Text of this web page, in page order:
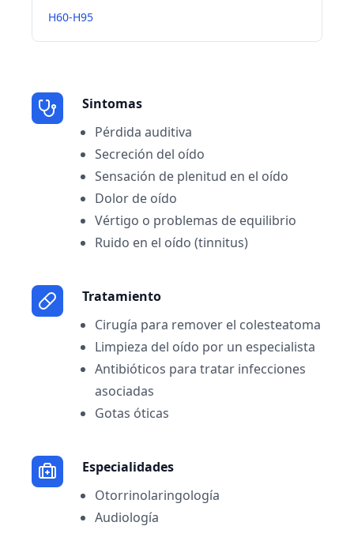
H60-H95
Sintomas
Pérdida auditiva
Secreción del oído
Sensación de plenitud en el oído
Dolor de oído
Vértigo o problemas de equilibrio
Ruido en el oído (tinnitus)
Tratamiento
Cirugía para remover el colesteatoma
Limpieza del oído por un especialista
Antibióticos para tratar infecciones
asociadas
Gotas óticas
Especialidades
Otorrinolaringología
Audiología